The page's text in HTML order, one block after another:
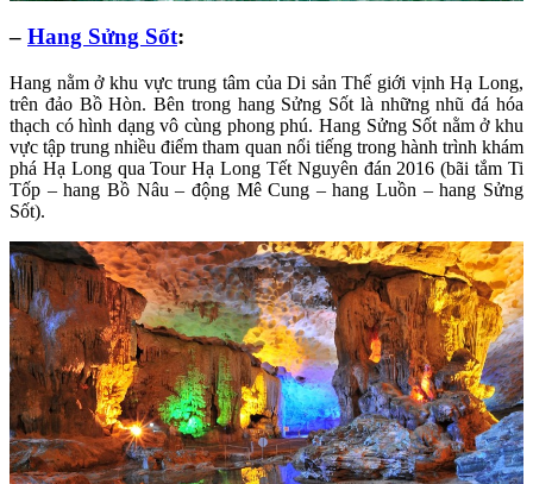
– Hang Sửng Sốt:
Hang nằm ở khu vực trung tâm của Di sản Thế giới vịnh Hạ Long,
trên đảo Bồ Hòn. Bên trong hang Sửng Sốt là những nhũ đá hóa
thạch có hình dạng vô cùng phong phú. Hang Sửng Sốt nằm ở khu
vực tập trung nhiều điểm tham quan nổi tiếng trong hành trình khám
phá Hạ Long qua Tour Hạ Long Tết Nguyên đán 2016 (bãi tắm Ti
Tốp – hang Bồ Nâu – động Mê Cung – hang Luồn – hang Sửng
Sốt).